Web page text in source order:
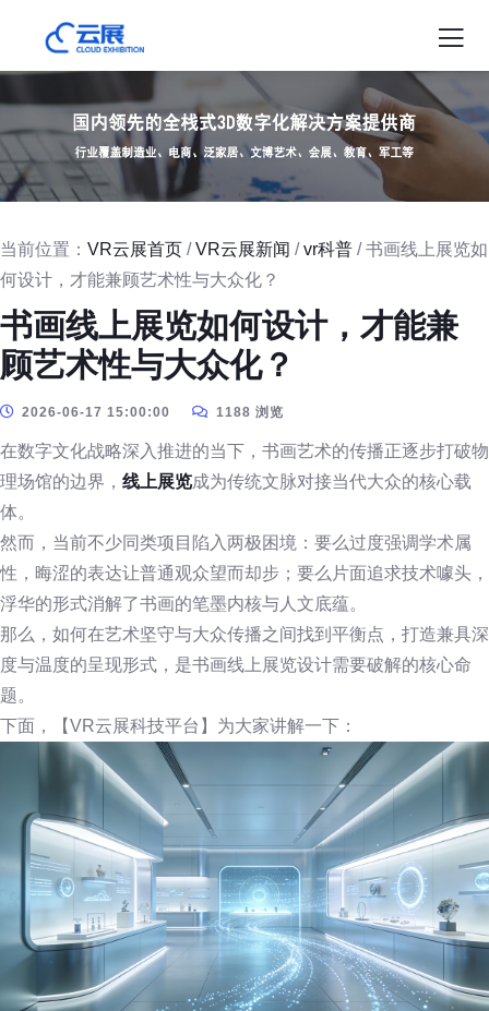
当前位置： VR云展首页 /VR云展新闻 /vr科普 / 书画线上展览如
何设计，才能兼顾艺术性与大众化？
书画线上展览如何设计，才能兼
顾艺术性与大众化？
2026-06-17 15:00:00 1188 浏览
在数字文化战略深入推进的当下，书画艺术的传播正逐步打破物
理场馆的边界， 线上展览成为传统文脉对接当代大众的核心载
体。
然而，当前不少同类项目陷入两极困境：要么过度强调学术属
性，晦涩的表达让普通观众望而却步；要么片面追求技术噱头，
浮华的形式消解了书画的笔墨内核与人文底蕴。
那么，如何在艺术坚守与大众传播之间找到平衡点，打造兼具深
度与温度的呈现形式，是书画线上展览设计需要破解的核心命
题。
下面，【VR云展科技平台】为大家讲解一下：